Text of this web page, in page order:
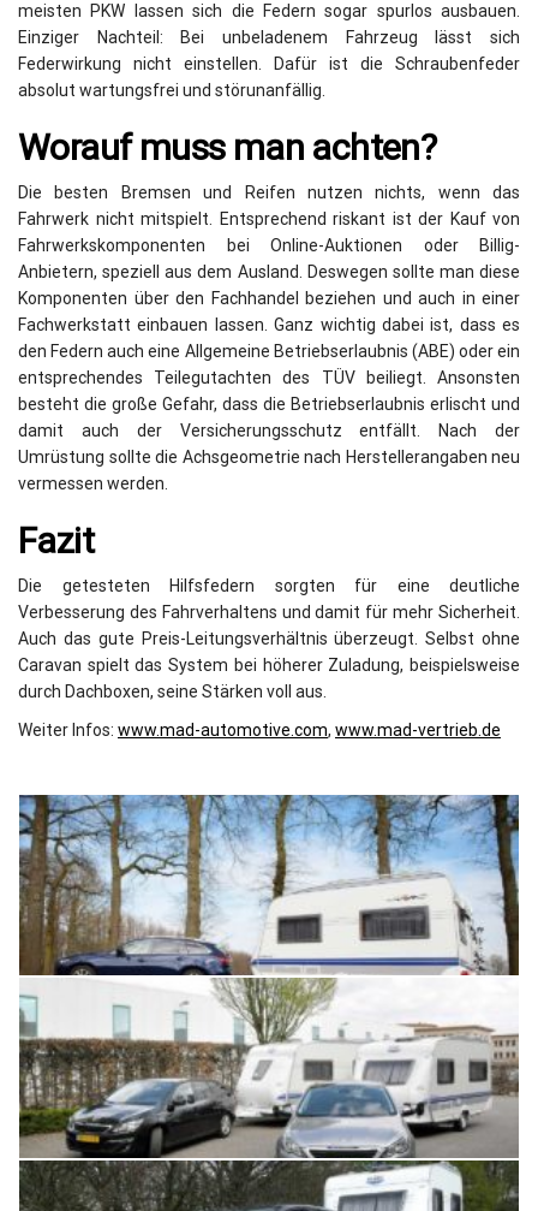
meisten PKW lassen sich die Federn sogar spurlos ausbauen.
Einziger Nachteil: Bei unbeladenem Fahrzeug lässt sich
Federwirkung nicht einstellen. Dafür ist die Schraubenfeder
absolut wartungsfrei und störunanfällig.
Worauf muss man achten?
Die besten Bremsen und Reifen nutzen nichts, wenn das
Fahrwerk nicht mitspielt. Entsprechend riskant ist der Kauf von
Fahrwerkskomponenten bei Online-Auktionen oder Billig-
Anbietern, speziell aus dem Ausland. Deswegen sollte man diese
Komponenten über den Fachhandel beziehen und auch in einer
Fachwerkstatt einbauen lassen. Ganz wichtig dabei ist, dass es
den Federn auch eine Allgemeine Betriebserlaubnis (ABE) oder ein
entsprechendes Teilegutachten des TÜV beiliegt. Ansonsten
besteht die große Gefahr, dass die Betriebserlaubnis erlischt und
damit auch der Versicherungsschutz entfällt. Nach der
Umrüstung sollte die Achsgeometrie nach Herstellerangaben neu
vermessen werden.
Fazit
Die getesteten Hilfsfedern sorgten für eine deutliche
Verbesserung des Fahrverhaltens und damit für mehr Sicherheit.
Auch das gute Preis-Leitungsverhältnis überzeugt. Selbst ohne
Caravan spielt das System bei höherer Zuladung, beispielsweise
durch Dachboxen, seine Stärken voll aus.
Weiter Infos: www.mad-automotive.com, www.mad-vertrieb.de